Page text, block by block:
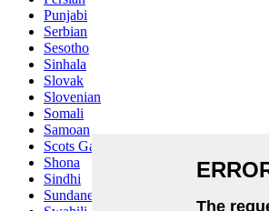
Punjabi
Serbian
Sesotho
Sinhala
Slovak
Slovenian
Somali
Samoan
Scots Gaelic
Shona
Sindhi
Sundanese